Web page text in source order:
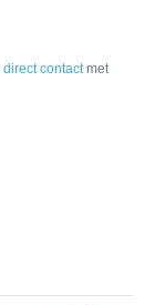
direct contactmet